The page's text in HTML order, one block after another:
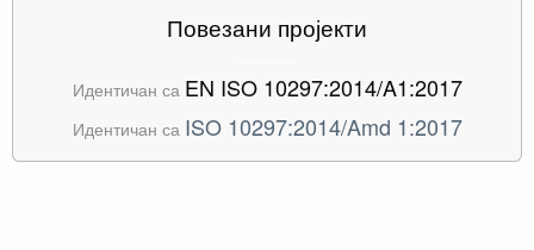
Повезани пројекти
Идентичан са EN ISO 10297:2014/A1:2017
Идентичан са ISO 10297:2014/Amd 1:2017